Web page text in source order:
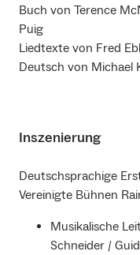
Buch von Terence
Puig
Liedtexte von Fred
Deutsch von Michael
Inszenierung
Deutschsprachige
Vereinigte Bühnen
Musikalische
Schneider /